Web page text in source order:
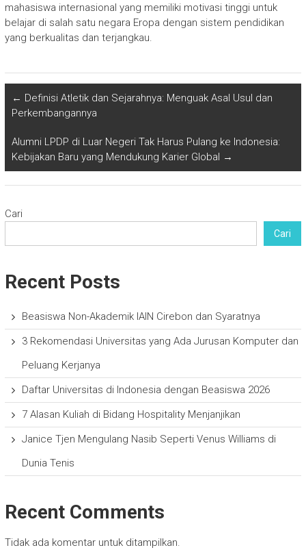
mahasiswa internasional yang memiliki motivasi tinggi untuk
belajar di salah satu negara Eropa dengan sistem pendidikan
yang berkualitas dan terjangkau.
← Definisi Atletik dan Sejarahnya: Menguak Asal Usul dan
Perkembangannya
Alumni LPDP di Luar Negeri Tak Harus Pulang ke Indonesia:
Kebijakan Baru yang Mendukung Karier Global
→
Cari
Cari
Recent Posts
Beasiswa Non-Akademik IAIN Cirebon dan Syaratnya
3 Rekomendasi Universitas yang Ada Jurusan Komputer dan
Peluang Kerjanya
Daftar Universitas di Indonesia dengan Beasiswa 2026
7 Alasan Kuliah di Bidang Hospitality Menjanjikan
Janice Tjen Mengulang Nasib Seperti Venus Williams di
Dunia Tenis
Recent Comments
Tidak ada komentar untuk ditampilkan.